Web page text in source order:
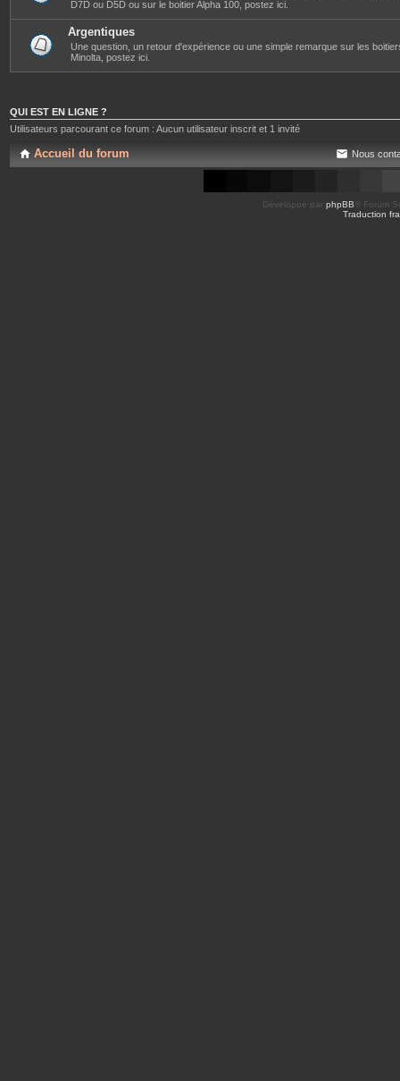
D7D ou D5D ou sur le boitier Alpha 100, postez ici.
Argentiques
Une question, un retour d'expérience ou une simple remarque sur les
Minolta, postez ici.
QUI EST EN LIGNE ?
Utilisateurs parcourant ce forum : Aucun utilisateur inscrit et 1 invité
Accueil du forum Nous
Développé par phpBB ® Forum
Traduction